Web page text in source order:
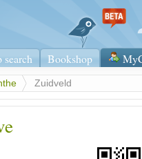
search Bookshop
Zuidveld